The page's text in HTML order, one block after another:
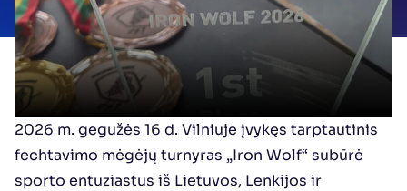
2026 m. gegužės 16 d. Vilniuje įvykęs tarptautinis
fechtavimo mėgėjų turnyras „Iron Wolf“ subūrė
sporto entuziastus iš Lietuvos, Lenkijos ir